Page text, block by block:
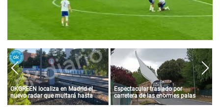
OKGREEN localiza en Madrid el
nuevo radar que multará hasta
con 3.000 euros a los coches más
Espectacular traslado por
carretera de las enormes palas
para un parque eólico de Iberdrola